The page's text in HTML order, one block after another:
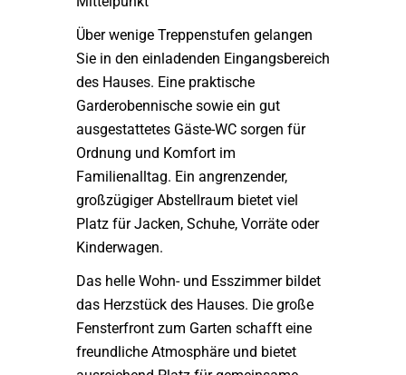
Über wenige Treppenstufen gelangen
Sie in den einladenden Eingangsbereich
des Hauses. Eine praktische
Garderobennische sowie ein gut
ausgestattetes Gäste-WC sorgen für
Ordnung und Komfort im
Familienalltag. Ein angrenzender,
großzügiger Abstellraum bietet viel
Platz für Jacken, Schuhe, Vorräte oder
Kinderwagen.
Das helle Wohn- und Esszimmer bildet
das Herzstück des Hauses. Die große
Fensterfront zum Garten schafft eine
freundliche Atmosphäre und bietet